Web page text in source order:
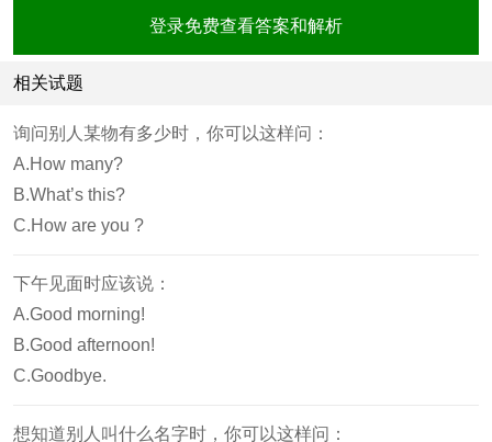
登录免费查看答案和解析
相关试题
询问别人某物有多少时，你可以这样问：
A.How many?
B.What’s this?
C.How are you ?
下午见面时应该说：
A.Good morning!
B.Good afternoon!
C.Goodbye.
想知道别人叫什么名字时，你可以这样问：